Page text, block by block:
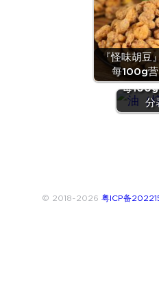
『怪味胡豆
每100g
『油
油)』营
每100g
分
© 2018~2026 粤ICP备